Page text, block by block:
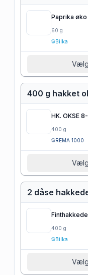
Paprika øko
60 g
Bilka
400 g hakket
HK. OKSE
400 g
REMA 1000
2 dåse
400 g
Bilka